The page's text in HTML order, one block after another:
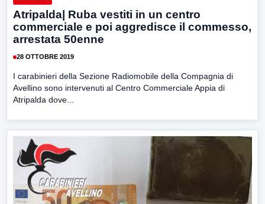
Atripalda| Ruba vestiti in un centro
commerciale e poi aggredisce il commesso,
arrestata 50enne
28 OTTOBRE 2019
I carabinieri della Sezione Radiomobile della Compagnia di
Avellino sono intervenuti al Centro Commerciale Appia di
Atripalda dove...